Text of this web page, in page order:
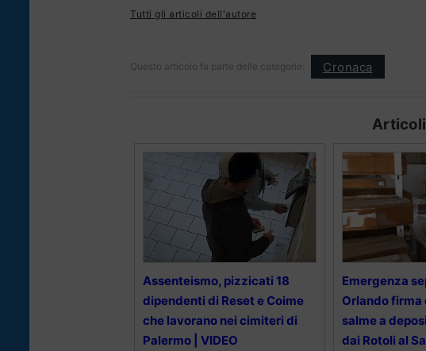
Tutti gli articoli dell'autore
Questo articolo fa parte delle categorie: Cronaca
Assenteismo, pizzicati 18
dipendenti di Reset e Coime
che lavorano nei cimiteri di
Palermo | VIDEO
Emergenza
Orlando firma
salme a
dai Rotoli al